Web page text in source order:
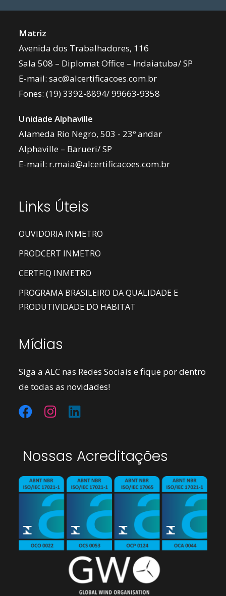
Matriz
Avenida dos Trabalhadores, 116
Sala 508 – Diplomat Office – Indaiatuba/ SP
E-mail:sac@alcertificacoes.com.br
Fones:(19) 3392-8894/99663-9358
Unidade Alphaville
Alameda Rio Negro, 503 - 23º andar
Alphaville – Barueri/ SP
E-mail: r.maia@alcertificacoes.com.br
Links Úteis
OUVIDORIA INMETRO
PRODCERT INMETRO
CERTFIQ INMETRO
PROGRAMA BRASILEIRO DA QUALIDADE E
PRODUTIVIDADE DO HABITAT
Mídias
Siga a ALC nas Redes Sociais e fique por dentro
de todas as novidades!
Nossas Acreditações